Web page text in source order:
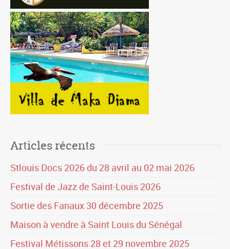
Articles récents
Stlouis Docs 2026 du 28 avril au 02 mai 2026
Festival de Jazz de Saint-Louis 2026
Sortie des Fanaux 30 décembre 2025
Maison à vendre à Saint Louis du Sénégal
Festival Métissons 28 et 29 novembre 2025